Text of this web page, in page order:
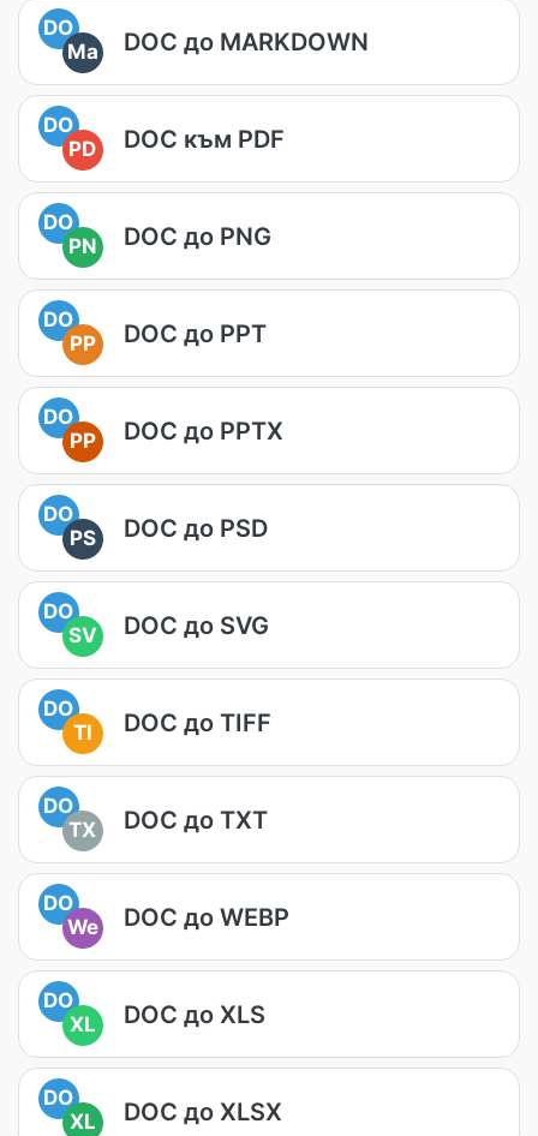
DO
Ma
DOC до MARKDOWN
DO
PD
DOC към PDF
DO
PN
DOC до PNG
DO
PP
DOC до PPT
DO
PP
DOC до PPTX
DO
PS
DOC до PSD
DO
SV
DOC до SVG
DO
TI
DOC до TIFF
DO
TX
DOC до TXT
DO
We
DOC до WEBP
DO
XL
DOC до XLS
DO
XL
DOC до XLSX